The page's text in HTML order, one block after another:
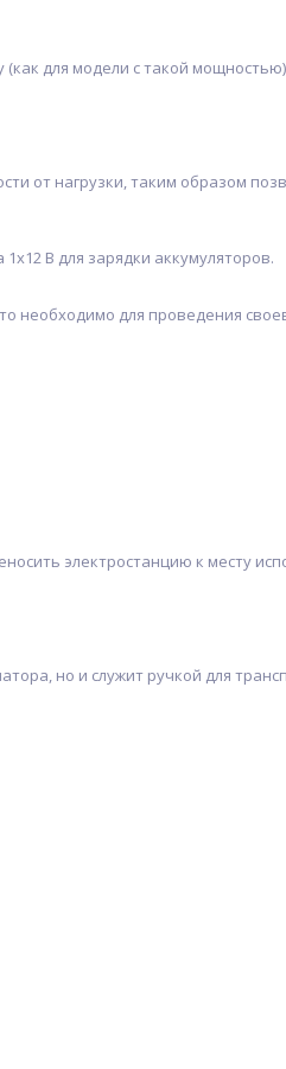
для модели с такой
от нагрузки, таким образом
В для зарядки аккумуляторов.
необходимо для проведения
электростанцию к месту
но и служит ручкой для